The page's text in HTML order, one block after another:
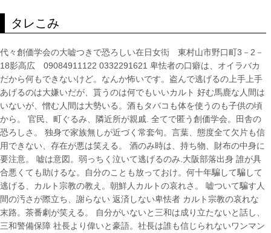
タレこみ
代々創価学会の大嘘つきで恐ろしい在日女衒 東村山市野口町3－2－
18影高広 09084911122 0332291621 卑怯者の口癖は、オイラバカ
だから何もできないけど。なんか怖いです。盗んで逃げるの上手上手
あげるのは大嫌いだが、貰うのは何でもいいカルト 好む馬鹿な人間は
いないが、憎む人間は大勢いる。酒もタバコも体を使うのも子供の頃
から。 官民、町ぐるみ、隣近所が親戚. 全てで匿う創価学会。田舎の
恐ろしさ。 独身で家族無しが近づく常套句。言葉、態度全て欠片も信
用できない、存在が悪は笑える。 酒のみ時は、持ち物、財布の中身に
要注意。 嘘は意図。弱っちく泣いて逃げるのみ.大阪部落出身 誰が具
合悪くても助けるな。自分のことも放っておけ。何十年騙して騙して
逃げる、カルト宗教の教え。朝鮮人カルトの哀れさ。 嘘ついて騙す人
間の汚さが際立ち、謝らない 返済しない卑怯者 カルト宗教の哀れな
末路。茶番劇が笑える。 自分がいないと三和は成り立たないと話し、
三和警備保障 社長より偉いと豪語。社長は誰も信じられないワンマン